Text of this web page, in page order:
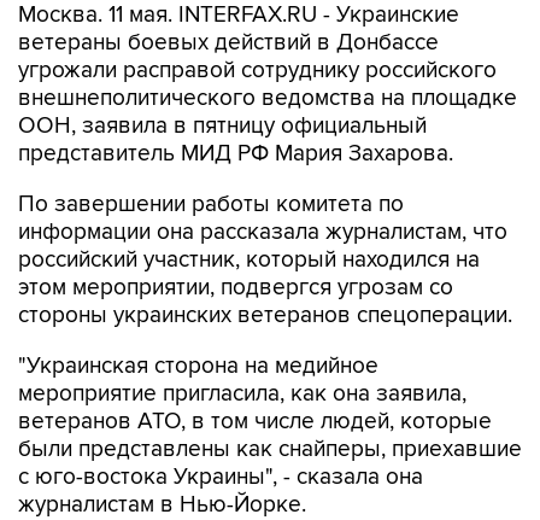
Москва. 11 мая. INTERFAX.RU - Украинские
ветераны боевых действий в Донбассе
угрожали расправой сотруднику российского
внешнеполитического ведомства на площадке
ООН, заявила в пятницу официальный
представитель МИД РФ Мария Захарова.
По завершении работы комитета по
информации она рассказала журналистам, что
российский участник, который находился на
этом мероприятии, подвергся угрозам со
стороны украинских ветеранов спецоперации.
"Украинская сторона на медийное
мероприятие пригласила, как она заявила,
ветеранов АТО, в том числе людей, которые
были представлены как снайперы, приехавшие
с юго-востока Украины", - сказала она
журналистам в Нью-Йорке.